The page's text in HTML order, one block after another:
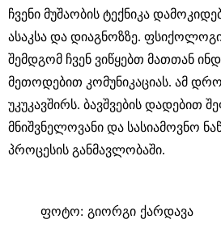
ჩვენი მუშაობის ტექნიკა
ასაკსა და დიაგნოზზე.
შემდგომ ჩვენ ვიწყებთ მათთან
მეთოდებით კომუნიკაციას. ამ
უკუკავშირს. ბავშვების დადებით
მნიშვნელოვანი და სასიამოვნო
პროცესის განმავლობაში.
ფოტო: გიორგი ქარდავა